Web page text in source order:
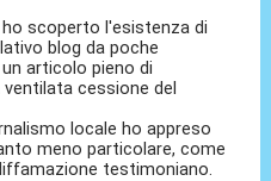
scoperto l'esistenza di
blog da poche
articolo pieno di
cessione del
locale ho appreso
meno particolare, come
testimoniano.